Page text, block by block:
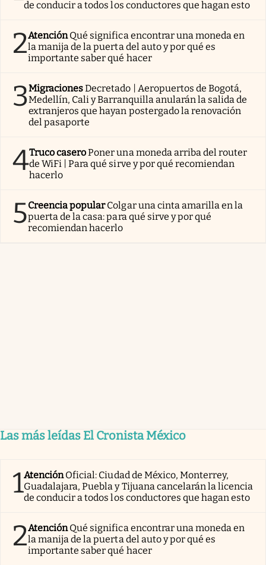
de conducir a todos los conductores que hagan esto
2AtenciónQué significa encontrar una moneda en
la manija de la puerta del auto y por qué es
importante saber qué hacer
3MigracionesDecretado | Aeropuertos de Bogotá,
Medellín, Cali y Barranquilla anularán la salida de
extranjeros que hayan postergado la renovación
del pasaporte
4Truco caseroPoner una moneda arriba del router
de WiFi | Para qué sirve y por qué recomiendan
hacerlo
5Creencia popularColgar una cinta amarilla en la
puerta de la casa: para qué sirve y por qué
recomiendan hacerlo
Las más leídas El Cronista México
1AtenciónOficial: Ciudad de México, Monterrey,
Guadalajara, Puebla y Tijuana cancelarán la licencia
de conducir a todos los conductores que hagan esto
2AtenciónQué significa encontrar una moneda en
la manija de la puerta del auto y por qué es
importante saber qué hacer